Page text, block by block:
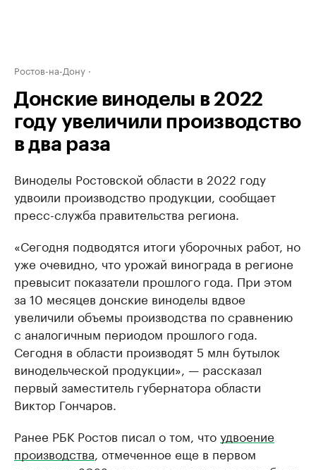
Ростов-на-Дону
Донские виноделы в 2022
году увеличили производство
в два раза
Виноделы Ростовской области в 2022 году
удвоили производство продукции, сообщает
пресс-служба правительства региона.
«Сегодня подводятся итоги уборочных работ, но
уже очевидно, что урожай винограда в регионе
превысит показатели прошлого года. При этом
за 10 месяцев донские виноделы вдвое
увеличили объемы производства по сравнению
с аналогичным периодом прошлого года.
Сегодня в области производят 5 млн бутылок
винодельческой продукции», — рассказал
первый заместитель губернатора области
Виктор Гончаров.
Ранее РБК Ростов писал о том, чтоудвоение
производства , отмеченное еще в первом